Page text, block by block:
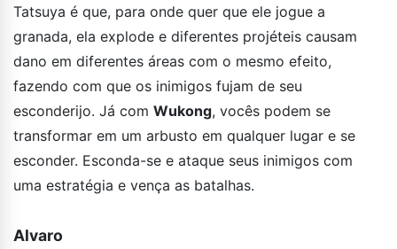
Tatsuya é que, para onde quer que ele jogue a
granada, ela explode e diferentes projéteis causam
dano em diferentes áreas com o mesmo efeito,
fazendo com que os inimigos fujam de seu
esconderijo. Já com Wukong, vocês podem se
transformar em um arbusto em qualquer lugar e se
esconder. Esconda-se e ataque seus inimigos com
uma estratégia e vença as batalhas.
Alvaro